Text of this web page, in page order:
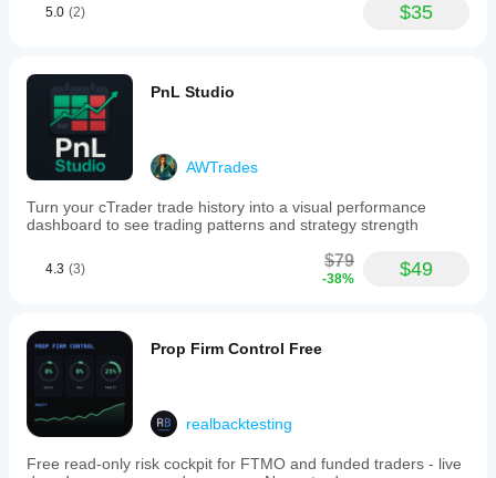
5.0 (2) $35
PnL Studio
AWTrades
Turn your cTrader trade history into a visual performance
dashboard to see trading patterns and strategy strength
4.3 (3) $79
-38% $49
Prop Firm Control Free
realbacktesting
Free read-only risk cockpit for FTMO and funded traders - live